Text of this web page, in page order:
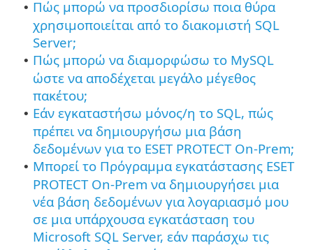
• Πώς μπορώ να προσδιορίσω ποια θύρα
χρησιμοποιείται από το διακομιστή SQL
Server;
• Πώς μπορώ να διαμορφώσω το MySQL
ώστε να αποδέχεται μεγάλο μέγεθος
πακέτου;
• Εάν εγκαταστήσω μόνος/η το SQL, πώς
πρέπει να δημιουργήσω μια βάση
δεδομένων για το ESET PROTECT On-Prem;
• Μπορεί το Πρόγραμμα εγκατάστασης ESET
PROTECT On-Prem να δημιουργήσει μια
νέα βάση δεδομένων για λογαριασμό μου
σε μια υπάρχουσα εγκατάσταση του
Microsoft SQL Server, εάν παράσχω τις